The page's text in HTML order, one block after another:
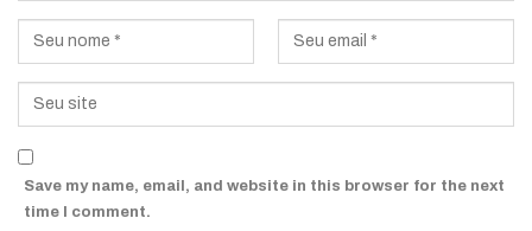
Save my name, email, and website in this browser for the next
time I comment.